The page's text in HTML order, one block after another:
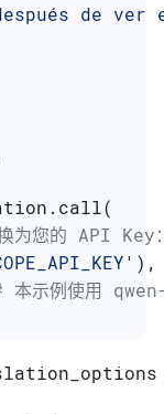
de ver
换为您的 API
),
本示例使用